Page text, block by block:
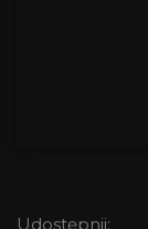
Udostępnij: